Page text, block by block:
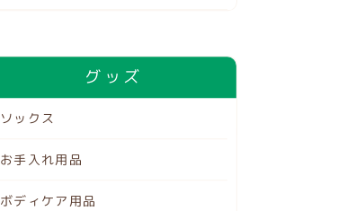
グッズ
ソックス
お手入れ用品
ボディケア用品